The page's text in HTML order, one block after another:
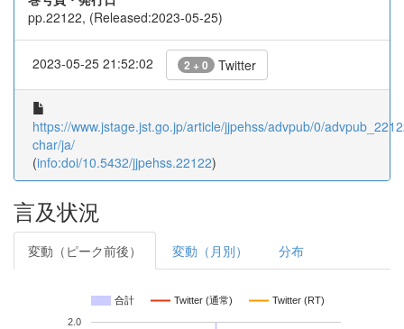
pp.22122, (Released:2023-05-25)
2023-05-25 21:52:02 2 + 0 Twitter
https://www.jstage.jst.go.jp/article/jjpehss/advpub/0/
char/ja/
(info:doi/10.5432/jjpehss.22122)
言及状況
変動（ピーク前後） 変動（月別） 分布
合計 Twitter (通常) Twitter (RT)
2.0